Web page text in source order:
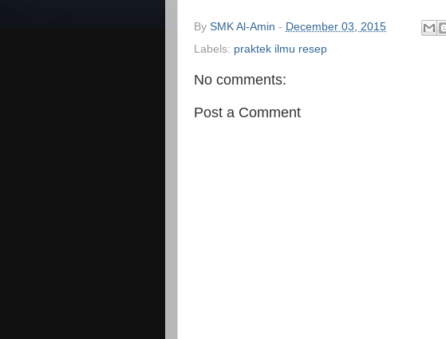
By SMK Al-Amin - December 03, 2015
Labels: praktek ilmu resep
No comments:
Post a Comment